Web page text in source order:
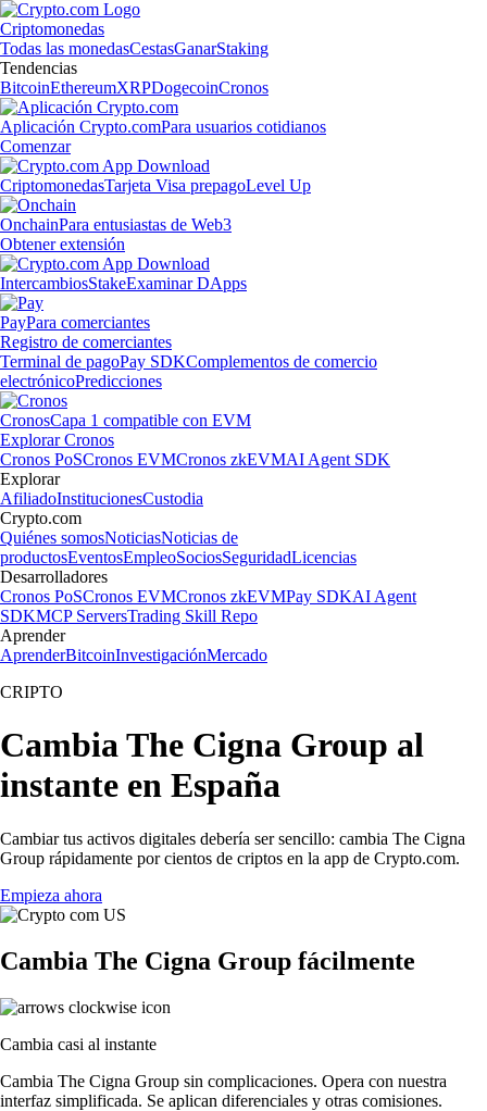
Criptomonedas
Todas las monedasCestasGanarStaking
Tendencias
BitcoinEthereumXRPDogecoinCronos
Aplicación Crypto.comPara usuarios cotidianos
Comenzar
CriptomonedasTarjeta Visa prepagoLevel Up
OnchainPara entusiastas de Web3
Obtener extensión
IntercambiosStakeExaminar DApps
PayPara comerciantes
Registro de comerciantes
Terminal de pagoPay SDKComplementos de comercio
electrónicoPredicciones
CronosCapa 1 compatible con EVM
Explorar Cronos
Cronos PoSCronos EVMCronos zkEVMAI Agent SDK
Explorar
AfiliadoInstitucionesCustodia
Crypto.com
Quiénes somosNoticiasNoticias de
productosEventosEmpleoSociosSeguridadLicencias
Desarrolladores
Cronos PoSCronos EVMCronos zkEVMPay SDKAI Agent
SDKMCP ServersTrading Skill Repo
Aprender
AprenderBitcoinInvestigaciónMercado
CRIPTO
Cambia The Cigna Group al
instante en España
Cambiar tus activos digitales debería ser sencillo: cambia The Cigna
Group rápidamente por cientos de criptos en la app de Crypto.com.
Empieza ahora
Cambia The Cigna Group fácilmente
Cambia casi al instante
Cambia The Cigna Group sin complicaciones. Opera con nuestra
interfaz simplificada. Se aplican diferenciales y otras comisiones.